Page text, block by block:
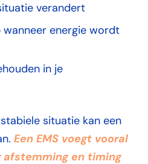
verandert
energie wordt
in je
situatie kan een
Een EMS voegt vooral
en timing